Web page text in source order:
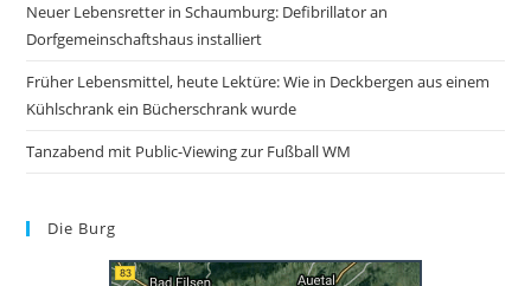
Neuer Lebensretter in Schaumburg: Defibrillator an
Dorfgemeinschaftshaus installiert
Früher Lebensmittel, heute Lektüre: Wie in Deckbergen aus einem
Kühlschrank ein Bücherschrank wurde
Tanzabend mit Public-Viewing zur Fußball WM
Die Burg